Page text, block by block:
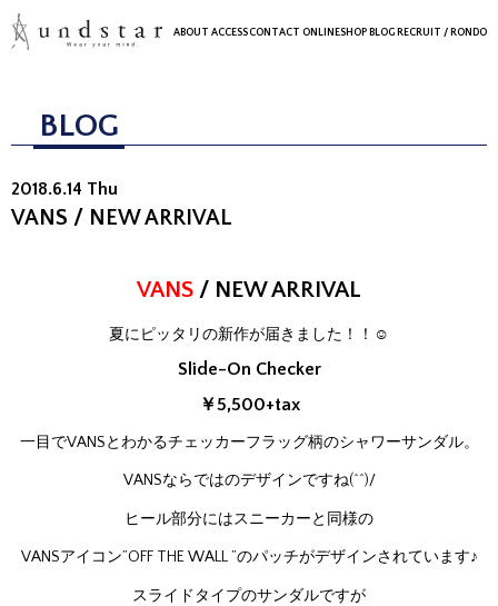
ABOUT ACCESSCONTACT ONLINESHOP BLOG RECRUIT / RONDO
BLOG
2018.6.14 Thu
VANS / NEW ARRIVAL
VANS / NEW ARRIVAL
夏にピッタリの新作が届きました！！☺
Slide-On Checker
￥5,500+tax
一目でVANSとわかるチェッカーフラッグ柄のシャワーサンダル。
VANSならではのデザインですね(^^)/
ヒール部分にはスニーカーと同様の
VANSアイコン”OFF THE WALL ”のパッチがデザインされています♪
スライドタイプのサンダルですが